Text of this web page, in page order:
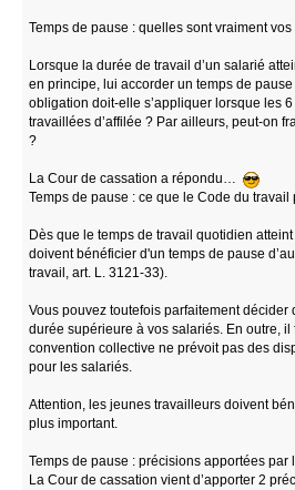
Temps de pause : quelles sont vraiment
Lorsque la durée de travail d’un salarié
en principe, lui accorder un temps de
obligation doit-elle s’appliquer lorsque les
travaillées d’affilée ? Par ailleurs, peut-on
?
La Cour de cassation a répondu…
Temps de pause : ce que le Code du travail
Dès que le temps de travail quotidien
doivent bénéficier d'un temps de pause
travail, art. L. 3121-33).
Vous pouvez toutefois parfaitement décider
durée supérieure à vos salariés. En outre, il
convention collective ne prévoit pas des
pour les salariés.
Attention, les jeunes travailleurs doivent
plus important.
Temps de pause : précisions apportées
La Cour de cassation vient d’apporter 2